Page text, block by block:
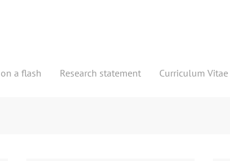
a flash Research statement Curriculum Vitae